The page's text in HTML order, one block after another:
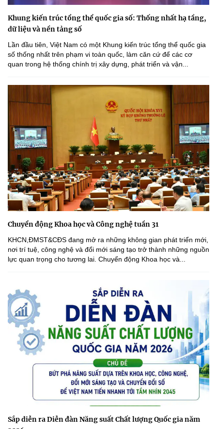
Khung kiến trúc tổng thể quốc gia số: Thống nhất hạ tầng,
dữ liệu và nền tảng số
Lần đầu tiên, Việt Nam có một Khung kiến trúc tổng thể quốc gia
số thống nhất trên phạm vi toàn quốc, làm căn cứ để các cơ
quan trong hệ thống chính trị xây dựng, phát triển và vận...
Chuyển động Khoa học và Công nghệ tuần 31
KHCN,ĐMST&CĐS đang mở ra những không gian phát triển mới,
nơi trí tuệ, công nghệ và đổi mới sáng tạo trở thành những nguồn
lực quan trọng cho tương lai. Chuyển động Khoa học và...
Sắp diễn ra Diễn đàn Năng suất Chất lượng Quốc gia năm